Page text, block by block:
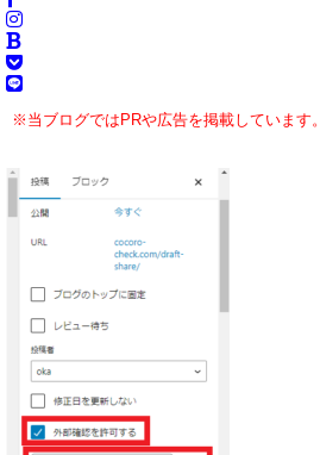
※当ブログではPRや広告を掲載しています。